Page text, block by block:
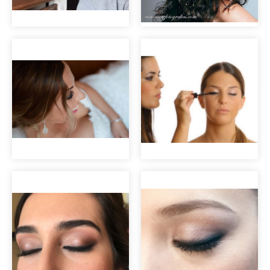
Maquillaje de
fiesta